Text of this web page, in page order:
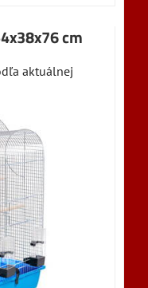
cm
aktuálnej